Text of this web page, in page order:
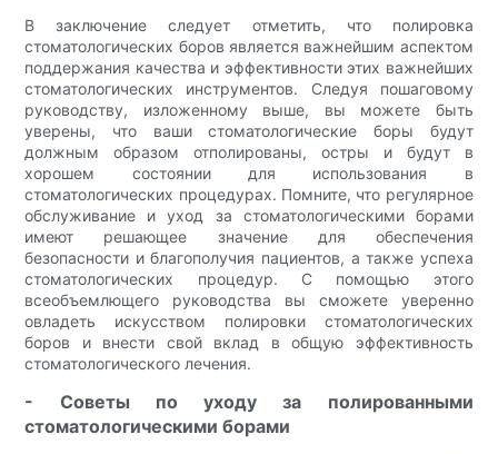
В заключение следует отметить, что полировка
стоматологических боров является важнейшим аспектом
поддержания качества и эффективности этих важнейших
стоматологических инструментов. Следуя пошаговому
руководству, изложенному выше, вы можете быть
уверены, что ваши стоматологические боры будут
должным образом отполированы, остры и будут в
хорошем состоянии для использования в
стоматологических процедурах. Помните, что регулярное
обслуживание и уход за стоматологическими борами
имеют решающее значение для обеспечения
безопасности и благополучия пациентов, а также успеха
стоматологических процедур. С помощью этого
всеобъемлющего руководства вы сможете уверенно
овладеть искусством полировки стоматологических
боров и внести свой вклад в общую эффективность
стоматологического лечения.
- Советы по уходу за полированными
стоматологическими борами